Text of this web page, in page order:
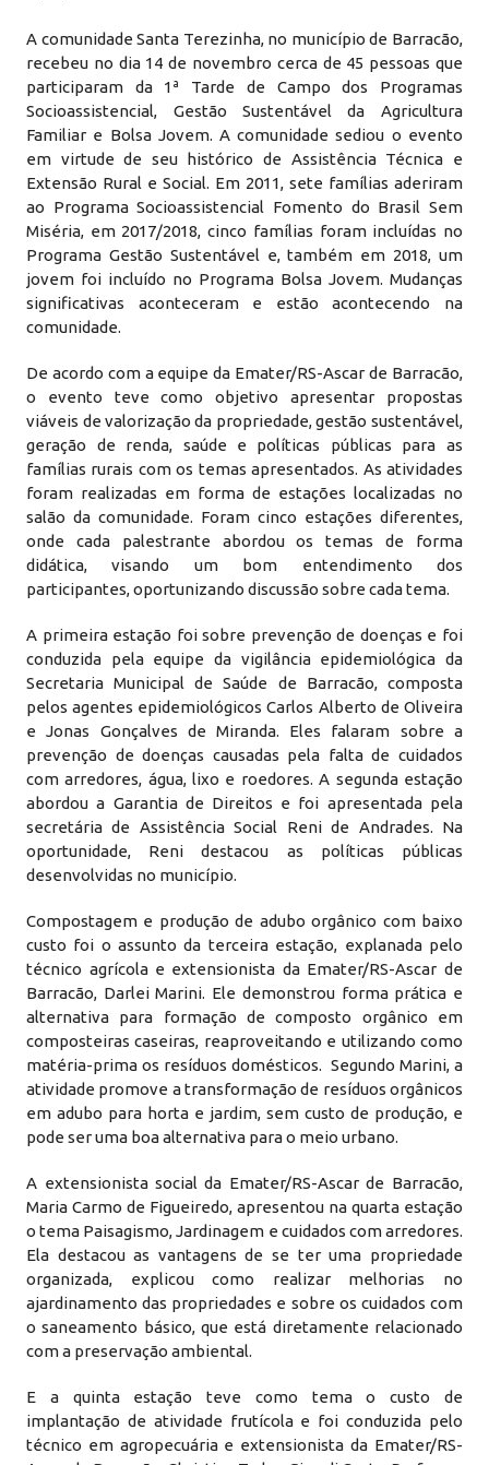
A comunidade Santa Terezinha, no município de Barracão,
recebeu no dia 14 de novembro cerca de 45 pessoas que
participaram da 1ª Tarde de Campo dos Programas
Socioassistencial, Gestão Sustentável da Agricultura
Familiar e Bolsa Jovem. A comunidade sediou o evento
em virtude de seu histórico de Assistência Técnica e
Extensão Rural e Social. Em 2011, sete famílias aderiram
ao Programa Socioassistencial Fomento do Brasil Sem
Miséria, em 2017/2018, cinco famílias foram incluídas no
Programa Gestão Sustentável e, também em 2018, um
jovem foi incluído no Programa Bolsa Jovem. Mudanças
significativas aconteceram e estão acontecendo na
comunidade.
De acordo com a equipe da Emater/RS-Ascar de Barracão,
o evento teve como objetivo apresentar propostas
viáveis de valorização da propriedade, gestão sustentável,
geração de renda, saúde e políticas públicas para as
famílias rurais com os temas apresentados. As atividades
foram realizadas em forma de estações localizadas no
salão da comunidade. Foram cinco estações diferentes,
onde cada palestrante abordou os temas de forma
didática, visando um bom entendimento dos
participantes, oportunizando discussão sobre cada tema.
A primeira estação foi sobre prevenção de doenças e foi
conduzida pela equipe da vigilância epidemiológica da
Secretaria Municipal de Saúde de Barracão, composta
pelos agentes epidemiológicos Carlos Alberto de Oliveira
e Jonas Gonçalves de Miranda. Eles falaram sobre a
prevenção de doenças causadas pela falta de cuidados
com arredores, água, lixo e roedores. A segunda estação
abordou a Garantia de Direitos e foi apresentada pela
secretária de Assistência Social Reni de Andrades. Na
oportunidade, Reni destacou as políticas públicas
desenvolvidas no município.
Compostagem e produção de adubo orgânico com baixo
custo foi o assunto da terceira estação, explanada pelo
técnico agrícola e extensionista da Emater/RS-Ascar de
Barracão, Darlei Marini. Ele demonstrou forma prática e
alternativa para formação de composto orgânico em
composteiras caseiras, reaproveitando e utilizando como
matéria-prima os resíduos domésticos. Segundo Marini, a
atividade promove a transformação de resíduos orgânicos
em adubo para horta e jardim, sem custo de produção, e
pode ser uma boa alternativa para o meio urbano.
A extensionista social da Emater/RS-Ascar de Barracão,
Maria Carmo de Figueiredo, apresentou na quarta estação
o tema Paisagismo, Jardinagem e cuidados com arredores.
Ela destacou as vantagens de se ter uma propriedade
organizada, explicou como realizar melhorias no
ajardinamento das propriedades e sobre os cuidados com
o saneamento básico, que está diretamente relacionado
com a preservação ambiental.
E a quinta estação teve como tema o custo de
implantação de atividade frutícola e foi conduzida pelo
técnico em agropecuária e extensionista da Emater/RS-